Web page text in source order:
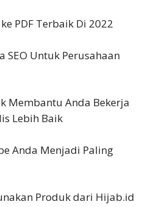
PDF Terbaik Di 2022
SEO Untuk Perusahaan
Membantu Anda Bekerja
Lebih Baik
Anda Menjadi Paling
Produk dari Hijab.id